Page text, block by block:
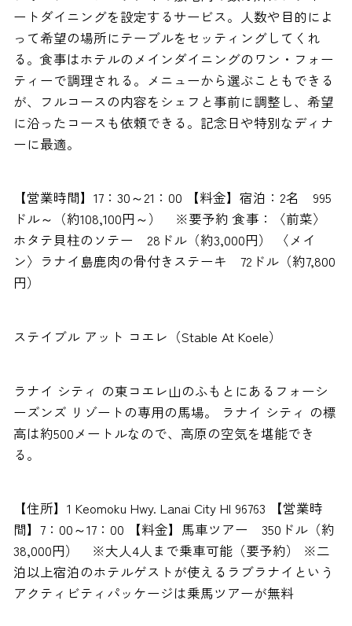
ートダイニングを設定するサービス。人数や目的によ
って希望の場所にテーブルをセッティングしてくれ
る。食事はホテルのメインダイニングのワン・フォー
ティーで調理される。メニューから選ぶこともできる
が、フルコースの内容をシェフと事前に調整し、希望
に沿ったコースも依頼できる。記念日や特別なディナ
ーに最適。
【営業時間】17：30～21：00 【料金】宿泊：2名 995
ドル～（約108,100円～） ※要予約 食事：〈前菜〉
ホタテ貝柱のソテー 28ドル（約3,000円） 〈メイ
ン〉ラナイ島鹿肉の骨付きステーキ 72ドル（約7,800
円）
ステイブル アット コエレ（Stable At Koele）
ラナイ シティ の東コエレ山のふもとにあるフォーシ
ーズンズ リゾートの専用の馬場。 ラナイ シティ の標
高は約500メートルなので、高原の空気を堪能でき
る。
【住所】1 Keomoku Hwy. Lanai City HI 96763 【営業時
間】7：00～17：00 【料金】馬車ツアー 350ドル（約
38,000円） ※大人4人まで乗車可能（要予約） ※二
泊以上宿泊のホテルゲストが使えるラブラナイという
アクティビティパッケージは乗馬ツアーが無料